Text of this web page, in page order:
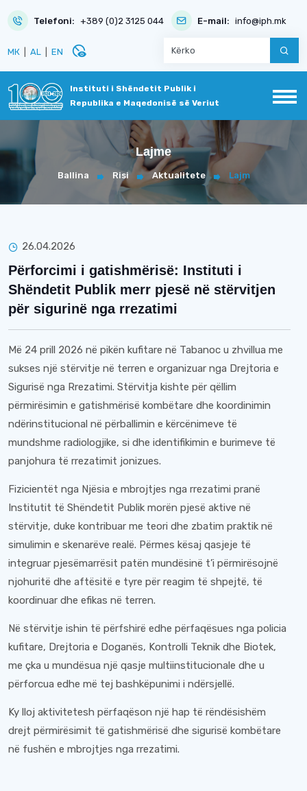
Telefoni: +389 (0)2 3125 044 E-mail: info@iph.mk
МК AL EN disabled_visible
Instituti i Shëndetit Publik i
Republika e Maqedonisë së Veriut
Lajme
Ballina Risi Aktualitete Lajm
26.04.2026
Përforcimi i gatishmërisë: Instituti i
Shëndetit Publik merr pjesë në stërvitjen
për sigurinë nga rrezatimi
Më 24 prill 2026 në pikën kufitare në Tabanoc u zhvillua me
sukses një stërvitje në terren e organizuar nga Drejtoria e
Sigurisë nga Rrezatimi. Stërvitja kishte për qëllim
përmirësimin e gatishmërisë kombëtare dhe koordinimin
ndërinstitucional në përballimin e kërcënimeve të
mundshme radiologjike, si dhe identifikimin e burimeve të
panjohura të rrezatimit jonizues.
Fizicientët nga Njësia e mbrojtjes nga rrezatimi pranë
Institutit të Shëndetit Publik morën pjesë aktive në
stërvitje, duke kontribuar me teori dhe zbatim praktik në
simulimin e skenarëve realë. Përmes kësaj qasjeje të
integruar pjesëmarrësit patën mundësinë t’i përmirësojnë
njohuritë dhe aftësitë e tyre për reagim të shpejtë, të
koordinuar dhe efikas në terren.
Në stërvitje ishin të përfshirë edhe përfaqësues nga policia
kufitare, Drejtoria e Doganës, Kontrolli Teknik dhe Biotek,
me çka u mundësua një qasje multiinstitucionale dhe u
përforcua edhe më tej bashkëpunimi i ndërsjellë.
Ky lloj aktivitetesh përfaqëson një hap të rëndësishëm
drejt përmirësimit të gatishmërisë dhe sigurisë kombëtare
në fushën e mbrojtjes nga rrezatimi.